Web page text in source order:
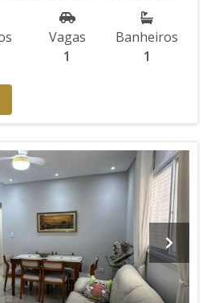
99616-2433 CRECISP: 41718-J
Vagas
1
Banheiros
1